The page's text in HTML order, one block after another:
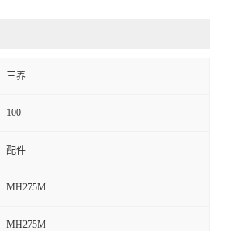
三养
100
配件
MH275M
MH275M